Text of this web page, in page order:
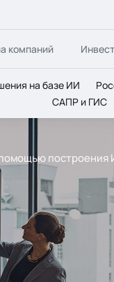
компаний
на базе ИИ
САПР и ГИС